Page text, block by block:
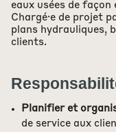
eaux usées de façon
Chargé·e de projet
plans hydrauliques,
clients.
Planifier et
de service aux